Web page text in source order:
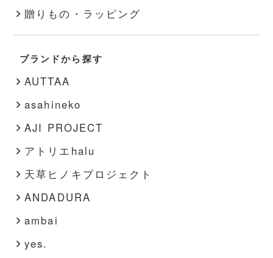
文房具
その他
靴下
インナー
その他
季節のものの一覧
秋・冬
春・夏
贈りもの・ラッピング
ブランドから探す
AUTTAA
asahineko
AJI PROJECT
アトリエhalu
天草ヒノキプロジェクト
ANDADURA
ambai
yes.